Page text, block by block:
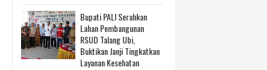
Bupati PALI Serahkan
Lahan Pembangunan
RSUD Talang Ubi,
Buktikan Janji Tingkatkan
Layanan Kesehatan